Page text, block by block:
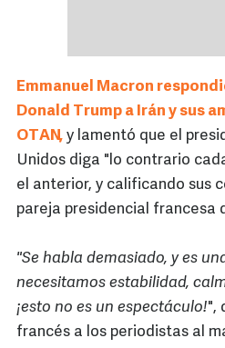
Emmanuel Macron
Donald Trump a Irán y sus
OTAN, y lamentó que el
Unidos diga "lo contrario
el anterior, y calificando sus
pareja presidencial francesa
"Se habla demasiado, y es
necesitamos estabilidad,
¡esto no es un espectáculo!",
francés a los periodistas al